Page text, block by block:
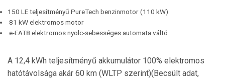
150 LE teljesítményű PureTech benzinmotor (110 kW)
81 kW elektromos motor
e-EAT8 elektromos nyolc-sebességes automata váltó
A 12,4 kWh teljesítményű akkumulátor 100% elektromos
hatótávolsága akár 60 km (WLTP szerint)(Becsült adat,